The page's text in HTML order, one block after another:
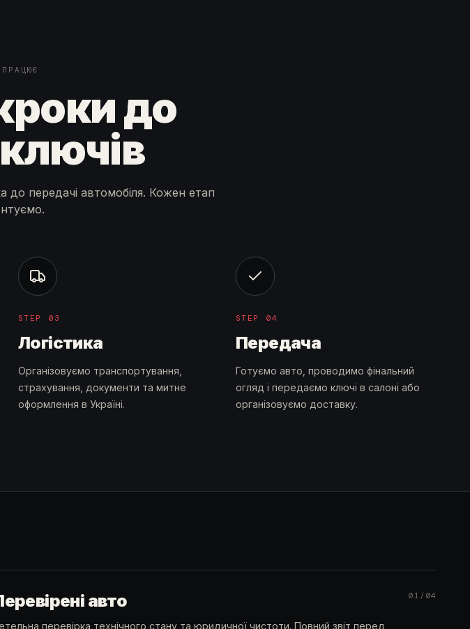
до
до передачі автомобіля. Кожен етап
STEP 03
Логістика
Організовуємо транспортування,
страхування, документи та митне
оформлення в Україні.
STEP 04
Передача
Готуємо авто, проводимо фінальний
огляд і передаємо ключі в салоні або
організовуємо доставку.
авто
перевірка технічного стану та юридичної чистоти. Повний звіт перед
0 1 /04